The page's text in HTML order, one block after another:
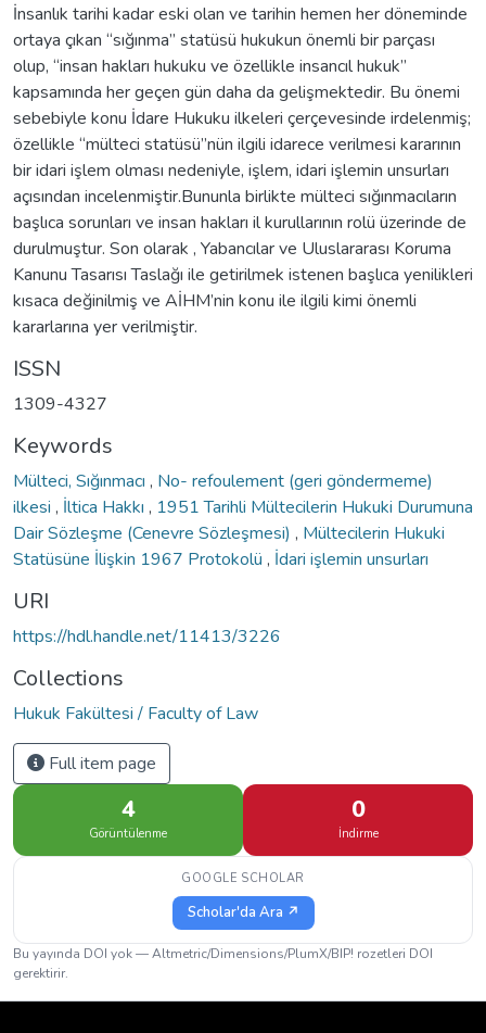
İnsanlık tarihi kadar eski olan ve tarihin hemen her döneminde
ortaya çıkan “sığınma” statüsü hukukun önemli bir parçası
olup, “insan hakları hukuku ve özellikle insancıl hukuk”
kapsamında her geçen gün daha da gelişmektedir. Bu önemi
sebebiyle konu İdare Hukuku ilkeleri çerçevesinde irdelenmiş;
özellikle “mülteci statüsü”nün ilgili idarece verilmesi kararının
bir idari işlem olması nedeniyle, işlem, idari işlemin unsurları
açısından incelenmiştir.Bununla birlikte mülteci sığınmacıların
başlıca sorunları ve insan hakları il kurullarının rolü üzerinde de
durulmuştur. Son olarak , Yabancılar ve Uluslararası Koruma
Kanunu Tasarısı Taslağı ile getirilmek istenen başlıca yenilikleri
kısaca değinilmiş ve AİHM’nin konu ile ilgili kimi önemli
kararlarına yer verilmiştir.
ISSN
1309-4327
Keywords
Mülteci, Sığınmacı , No- refoulement (geri göndermeme)
ilkesi , İltica Hakkı , 1951 Tarihli Mültecilerin Hukuki Durumuna
Dair Sözleşme (Cenevre Sözleşmesi) , Mültecilerin Hukuki
Statüsüne İlişkin 1967 Protokolü , İdari işlemin unsurları
URI
https://hdl.handle.net/11413/3226
Collections
Hukuk Fakültesi / Faculty of Law
Full item page
4
Görüntülenme
0
İndirme
GOOGLE SCHOLAR
Scholar'da Ara ↗
Bu yayında DOI yok — Altmetric/Dimensions/PlumX/BIP! rozetleri DOI
gerektirir.